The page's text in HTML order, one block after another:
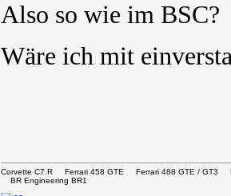
Also so wie im BSC?
Wäre ich mit
Corvette C7.R Ferrari 458 GTE Ferrari 488 GTE /
BR Engineering BR1